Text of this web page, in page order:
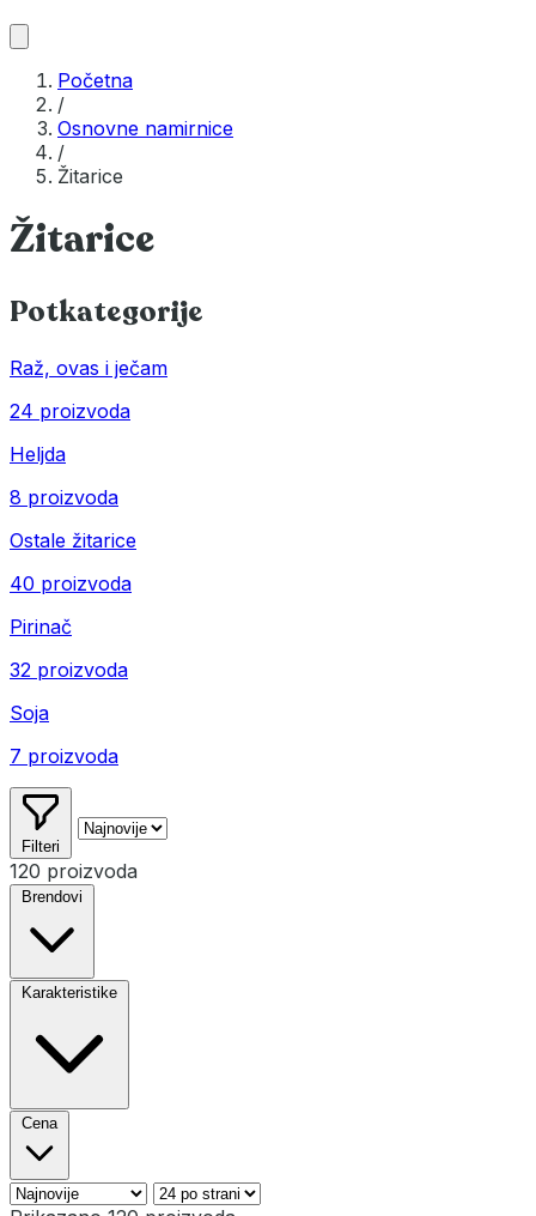
Početna
/
Osnovne namirnice
/
Žitarice
Žitarice
Potkategorije
Raž, ovas i ječam
24 proizvoda
Heljda
8 proizvoda
Ostale žitarice
40 proizvoda
Pirinač
32 proizvoda
Soja
7 proizvoda
Filteri
120 proizvoda
Brendovi
Karakteristike
Cena